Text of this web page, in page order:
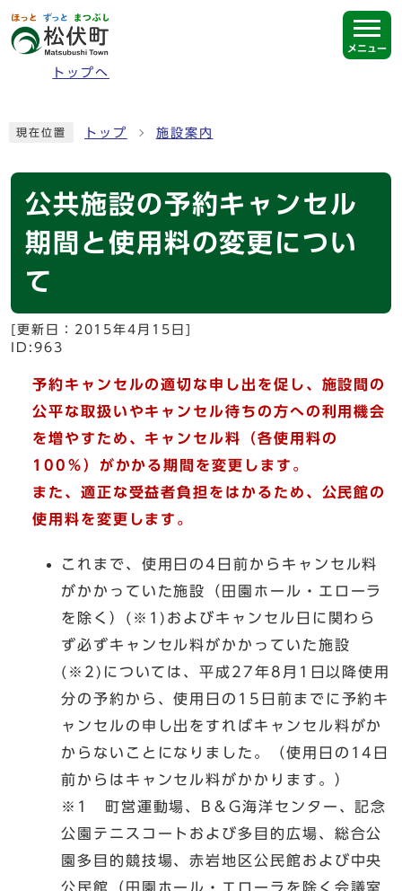
ページの先頭です
トップへ
メニュー
現在位置 トップ 施設案内
公共施設の予約キャンセル
期間と使用料の変更につい
て
[更新日： 2015年4月15日
ID:963
予約キャンセルの適切な申し出を促し、施設間の
公平な取扱いやキャンセル待ちの方への利用機会
を増やすため、キャンセル料（各使用料の
100％）がかかる期間を変更します。
また、適正な受益者負担をはかるため、公民館の
使用料を変更します。
これまで、使用日の4日前からキャンセル料
がかかっていた施設（田園ホール・エローラ
を除く）(※1)およびキャンセル日に関わら
ず必ずキャンセル料がかかっていた施設
(※2)については、平成27年8月1日以降使用
分の予約から、使用日の15日前までに予約キ
ャンセルの申し出をすればキャンセル料がか
からないことになりました。（使用日の14日
前からはキャンセル料がかかります。）
※1 町営運動場、B＆G海洋センター、記念
公園テニスコートおよび多目的広場、総合公
園多目的競技場、赤岩地区公民館および中央
公民館（田園ホール・エローラを除く会議室